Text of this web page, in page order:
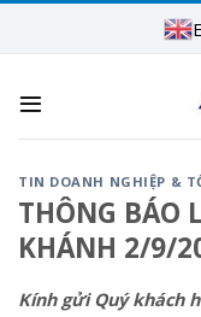
TIN DOANH NGHIỆP &
THÔNG BÁO
KHÁNH 2/9/
Kính gửi Quý khách